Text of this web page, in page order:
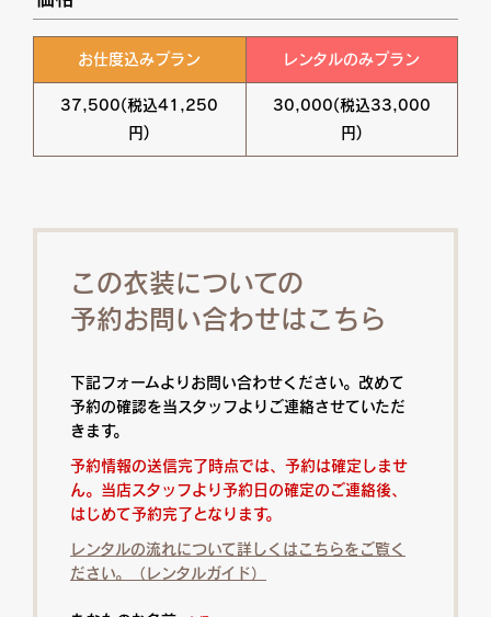
お仕度込みプラン
37,500(税込41,250
円)
レンタルのみプラン
30,000(税込33,000
円)
この衣装についての
予約お問い合わせはこちら
下記フォームよりお問い合わせください。改めて
予約の確認を当スタッフよりご連絡させていただ
きます。
予約情報の送信完了時点では、予約は確定しませ
ん。当店スタッフより予約日の確定のご連絡後、
はじめて予約完了となります。
レンタルの流れについて詳しくはこちらをご覧く
ださい。（レンタルガイド）